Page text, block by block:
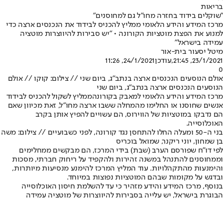
בריאות
"שוקלים בידוד בחזרה מחו"ל גם למחוסנים"
מרכז המידע והידע הלאומי ממליץ להכניס לבידוד את הנכנסים ארצה כדי
למנוע את הפצת מוטציות הקורונה • "יש סבירות להיווצרות מוטציה
עמידה בישראל"
מיטל יסעור בית-אור
23/1/2021, 21:45
,עודכן24/1/2021, 11:26
0
אולם הנוסעים הנכנסים ארצה בנתב"ג, ביום שני // צילום: קוקו // אולם
הנוסעים הנכנסים ארצה בנתב"ג, ביום שני
מרכז המידע והידע הלאומי למאבק בקורונהממליץ לשקול להכניס לבידוד
אנשים שחוסנו או החלימו מהמחלה ששבו ארצה מחו"ל, זאת מכיוון שאם
הם נדבקו במוטציות של הווירוס, הם עשויים להפיץ אותן בקרב
האוכלוסייה.
בני ה-50 ומעלה החלו להתחסן נגד קורונה, לפני כשבועיים // צילום: משה
בן שמחון, יוני ריקנר, שמואל בוכריס
לפי דו"ח שפורסם הערב (שבת) בידי המרכז, הם מבקשים ממחלימים
וממחוסנים להתנהל במשנה זהירות ולהקפיד על ריחוק חברתי, מסכות
והימנעות מהתקהלויות. עוד המליץ המרכז להימנע מנסיעות מיותרות,
ובדגש על מקומות שבהם המוטציות נפוצות במיוחד.
בנוסף, מרכז המידע והידע מזהיר כי עד להשלמת חיסון האוכלוסייה
הבוגרת בישראל, יש עלייה בסבירות להיווצרות של מוטציה עמידה